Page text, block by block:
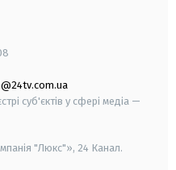
суб'єктів у сфері медіа —
"Люкс"», 24 Канал.